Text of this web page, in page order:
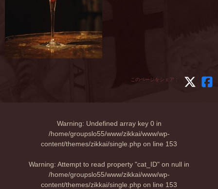
このページをシェア：
Warning: Undefined array key 0 in
/home/groupslo55/www/zikkai/www/wp-
content/themes/zikkai/single.php on line 153
Warning: Attempt to read property "cat_ID" on null in
/home/groupslo55/www/zikkai/www/wp-
content/themes/zikkai/single.php on line 153